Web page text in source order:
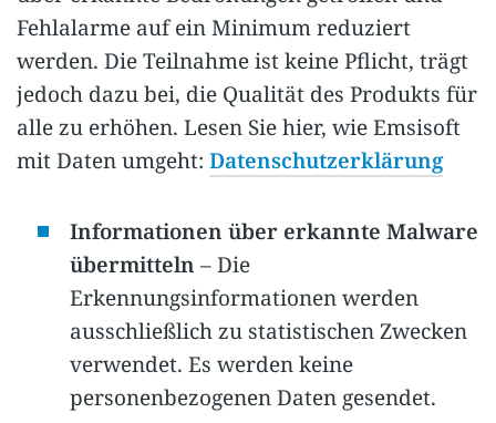
Fehlalarme auf ein Minimum reduziert
werden. Die Teilnahme ist keine Pflicht, trägt
jedoch dazu bei, die Qualität des Produkts für
alle zu erhöhen. Lesen Sie hier, wie Emsisoft
mit Daten umgeht: Datenschutzerklärung
Informationen über erkannte Malware
übermitteln – Die
Erkennungsinformationen werden
ausschließlich zu statistischen Zwecken
verwendet. Es werden keine
personenbezogenen Daten gesendet.